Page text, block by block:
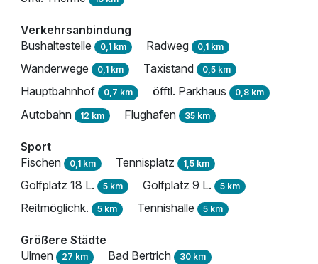
Einzelzimmer
1 Erwachsenen
Verkehrsanbindung
Bushaltestelle 0,1 km Radweg 0,1 km
Wanderwege 0,1 km Taxistand 0,5 km
Hauptbahnhof 0,7 km öfftl. Parkhaus 0,8 km
Autobahn 12 km Flughafen 35 km
Sport
Fischen 0,1 km Tennisplatz 1,5 km
Golfplatz 18 L. 5 km Golfplatz 9 L. 5 km
Reitmöglichk. 5 km Tennishalle 5 km
Größere Städte
Ulmen 27 km Bad Bertrich 30 km